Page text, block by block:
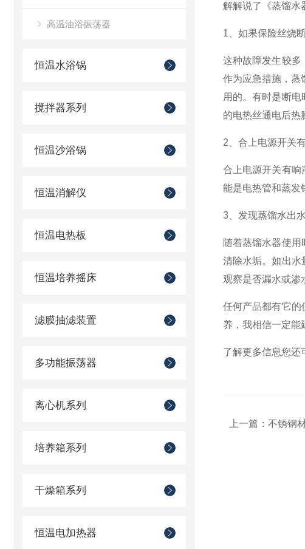
高温油浴振荡器
恒温水浴锅
搅拌器系列
恒温沙浴锅
恒温消解仪
恒温电热板
恒温培养摇床
滤膜抽滤装置
多功能振荡器
离心机系列
培养箱系列
干燥箱系列
恒温电加热器
解解说了《蒸馏水
1 、如果保险丝烧
这种故障发生较
作为应急措施，蒸
用的。有时是断
的电热丝通电后热
2 、合上电源开关
合上电源开关有
能是电热管和蒸发
3、发现蒸馏水出
随着蒸馏水器使
清除水垢。如出水
观察是否漏水或渗
任何产品都有它
养，我相信一定能
了解更多信息您还
上一篇： 不锈钢